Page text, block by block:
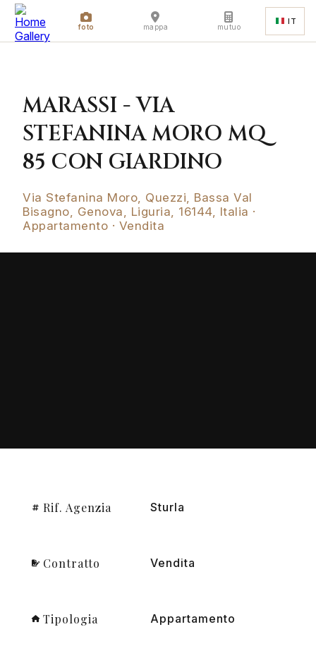
foto mappa mutuo
IT
MARASSI - VIA
STEFANINA MORO MQ
85 CON GIARDINO
Via Stefanina Moro, Quezzi, Bassa Val
Bisagno, Genova, Liguria, 16144, Italia ·
Appartamento · Vendita
Rif. Agenzia Sturla
Contratto Vendita
Tipologia Appartamento